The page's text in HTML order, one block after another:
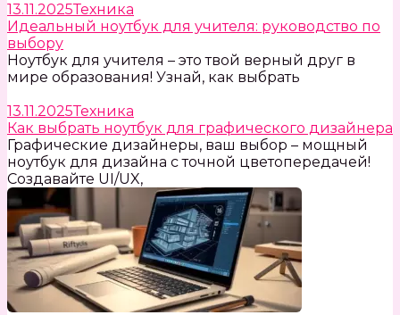
13.11.2025Техника
Идеальный ноутбук для учителя: руководство по
выбору
Ноутбук для учителя – это твой верный друг в
мире образования! Узнай, как выбрать
13.11.2025Техника
Как выбрать ноутбук для графического дизайнера
Графические дизайнеры, ваш выбор – мощный
ноутбук для дизайна с точной цветопередачей!
Создавайте UI/UX,